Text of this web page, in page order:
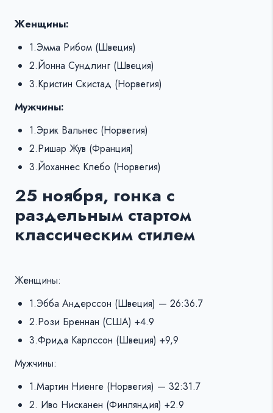
Женщины:
1.Эмма Рибом (Швеция)
2.Йонна Сундлинг (Швеция)
3.Кристин Скистад (Норвегия)
Мужчины:
1.Эрик Вальнес (Норвегия)
2.Ришар Жув (Франция)
3.Йоханнес Клебо (Норвегия)
25 ноября, гонка с
раздельным стартом
классическим стилем
Женщины:
1.Эбба Андерссон (Швеция) — 26:36.7
2.Рози Бреннан (США) +4.9
3.Фрида Карлссон (Швеция) +9,9
Мужчины:
1.Мартин Ниенге (Норвегия) — 32:31.7
2. Иво Нисканен (Финляндия) +2.9